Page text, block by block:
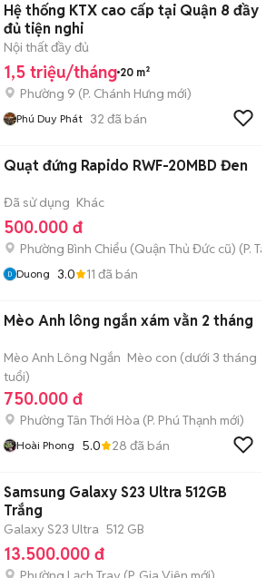
Hệ thống KTX cao cấp tại Quận 8 đầy
đủ tiện nghi
Nội thất đầy đủ
1,5 triệu/tháng 20 m²
Phường 9 (P. Chánh Hưng mới)
Phú Duy Phát 32 đã bán
Quạt đứng Rapido RWF-20MBD Đen
Đã sử dụng Khác
500.000 đ
Phường Bình Chiểu (Quận Thủ Đức cũ) (P.
Duong 3.0 11 đã bán
Mèo Anh lông ngắn xám vằn 2 tháng
Mèo Anh Lông Ngắn Mèo con (dưới 3 tháng
tuổi)
750.000 đ
Phường Tân Thới Hòa (P. Phú Thạnh mới)
Hoài Phong 5.0 28 đã bán
Samsung Galaxy S23 Ultra 512GB
Trắng
Galaxy S23 Ultra 512 GB
13.500.000 đ